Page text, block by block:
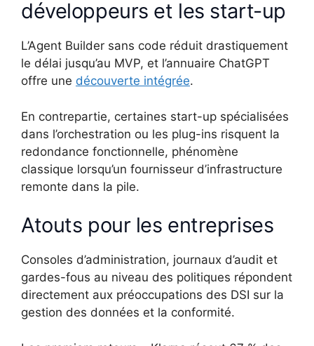
développeurs et les start-up
L’Agent Builder sans code réduit drastiquement
le délai jusqu’au MVP, et l’annuaire ChatGPT
offre une découverte intégrée.
En contrepartie, certaines start-up spécialisées
dans l’orchestration ou les plug-ins risquent la
redondance fonctionnelle, phénomène
classique lorsqu’un fournisseur d’infrastructure
remonte dans la pile.
Atouts pour les entreprises
Consoles d’administration, journaux d’audit et
gardes-fous au niveau des politiques répondent
directement aux préoccupations des DSI sur la
gestion des données et la conformité.